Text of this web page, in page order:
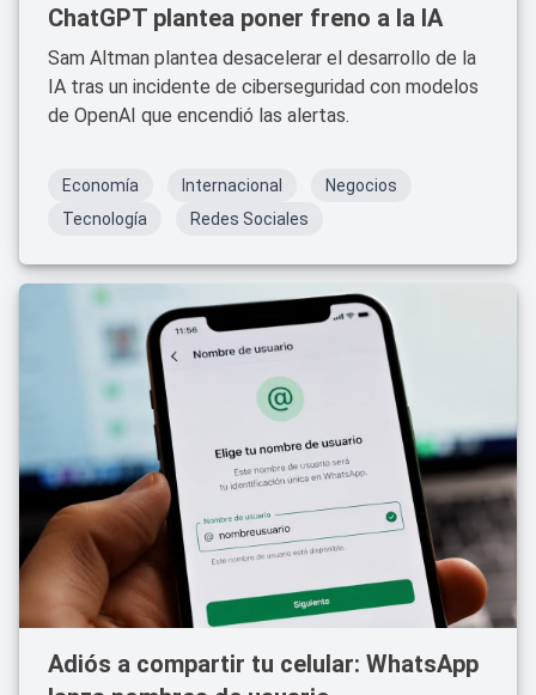
ChatGPT plantea poner freno a la IA
Sam Altman plantea desacelerar el desarrollo de la
IA tras un incidente de ciberseguridad con modelos
de OpenAI que encendió las alertas.
Economía Internacional
Negocios
Tecnología
Redes Sociales
Adiós a compartir tu celular: WhatsApp